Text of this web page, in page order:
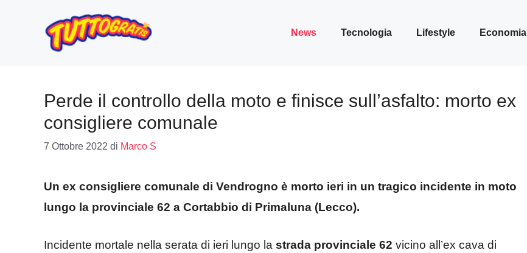
contenuto
News Tecnologia Lifestyle Economia
Perde il controllo della moto e finisce sull’asfalto: morto ex
consigliere comunale
7 Ottobre 2022 di Marco S
Un ex consigliere comunale di Vendrogno è morto ieri in un tragico incidente in moto
lungo la provinciale 62 a Cortabbio di Primaluna (Lecco).
Incidente mortale nella serata di ieri lungo la strada provinciale 62 vicino all’ex cava di